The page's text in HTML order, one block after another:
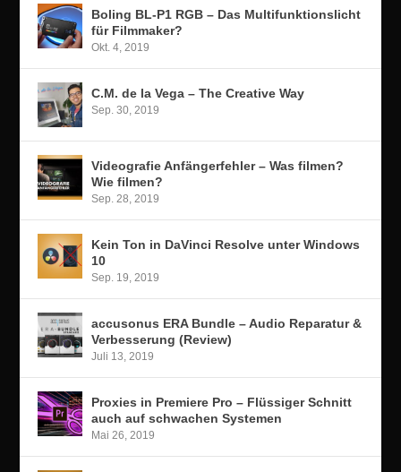
Boling BL-P1 RGB – Das Multifunktionslicht
für Filmmaker?
Okt. 4, 2019
C.M. de la Vega – The Creative Way
Sep. 30, 2019
Videografie Anfängerfehler – Was filmen?
Wie filmen?
Sep. 28, 2019
Kein Ton in DaVinci Resolve unter Windows
10
Sep. 19, 2019
accusonus ERA Bundle – Audio Reparatur &
Verbesserung (Review)
Juli 13, 2019
Proxies in Premiere Pro – Flüssiger Schnitt
auch auf schwachen Systemen
Mai 26, 2019